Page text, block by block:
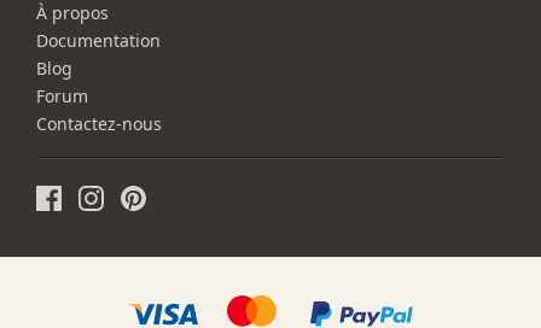
À propos
Documentation
Blog
Forum
Contactez-nous